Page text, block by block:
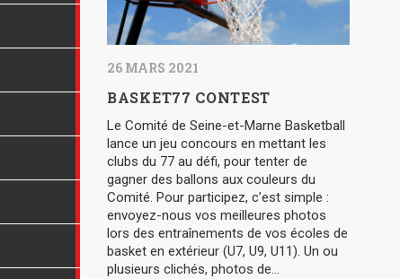
26 MARS 2021
BASKET77 CONTEST
Le Comité de Seine-et-Marne Basketball
lance un jeu concours en mettant les
clubs du 77 au défi, pour tenter de
gagner des ballons aux couleurs du
Comité. Pour participez, c’est simple :
envoyez-nous vos meilleures photos
lors des entraînements de vos écoles de
basket en extérieur (U7, U9, U11). Un ou
plusieurs clichés, photos de…